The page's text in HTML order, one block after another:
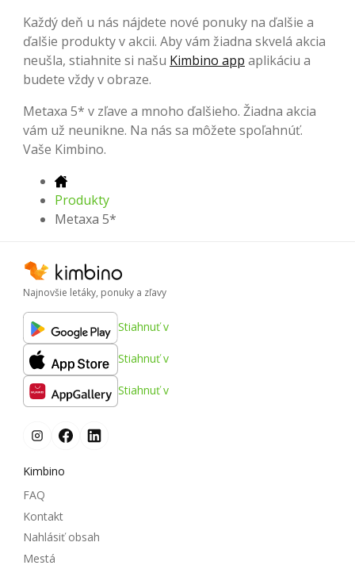
Každý deň u nás nájdete nové ponuky na ďalšie a
ďalšie produkty v akcii. Aby vám žiadna skvelá akcia
neušla, stiahnite si našu Kimbino app aplikáciu a
budete vždy v obraze.
Metaxa 5* v zľave a mnoho ďalšieho. Žiadna akcia
vám už neunikne. Na nás sa môžete spoľahnúť.
Vaše Kimbino.
Produkty
Metaxa 5*
Najnovšie letáky, ponuky a zľavy
Stiahnuť v
Stiahnuť v
Stiahnuť v
Kimbino
FAQ
Kontakt
Nahlásiť obsah
Mestá